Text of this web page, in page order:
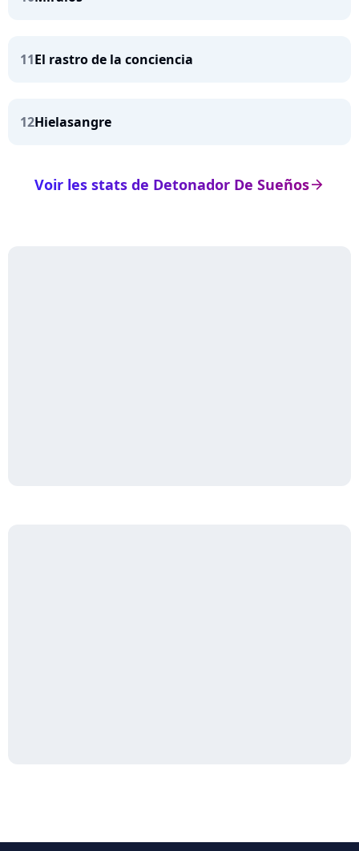
11El rastro de la conciencia
12Hielasangre
arrow_right
Voir les stats de Detonador De Sueños